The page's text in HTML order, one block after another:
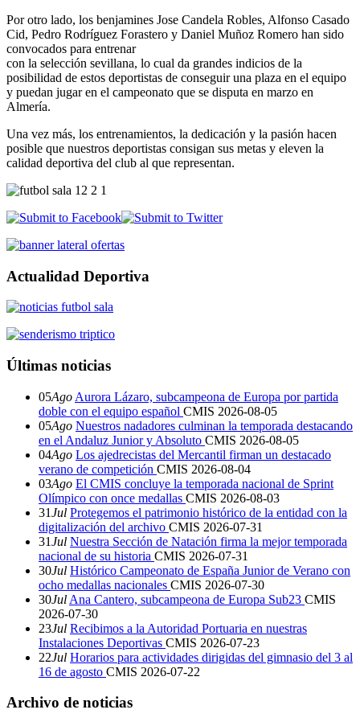
Por otro lado, los benjamines Jose Candela Robles, Alfonso Casado
Cid, Pedro Rodríguez Forastero y Daniel Muñoz Romero han sido
convocados para entrenar
con la selección sevillana, lo cual da grandes indicios de la
posibilidad de estos deportistas de conseguir una plaza en el equipo
y puedan jugar en el campeonato que se disputa en marzo en
Almería.
Una vez más, los entrenamientos, la dedicación y la pasión hacen
posible que nuestros deportistas consigan sus metas y eleven la
calidad deportiva del club al que representan.
Actualidad Deportiva
Últimas noticias
05Ago Aurora Lázaro, subcampeona de Europa por partida
doble con el equipo español CMIS 2026-08-05
05Ago Nuestros nadadores culminan la temporada destacando
en el Andaluz Junior y Absoluto CMIS 2026-08-05
04Ago Los ajedrecistas del Mercantil firman un destacado
verano de competición CMIS 2026-08-04
03Ago El CMIS concluye la temporada nacional de Sprint
Olímpico con once medallas CMIS 2026-08-03
31Jul Protegemos el patrimonio histórico de la entidad con la
digitalización del archivo CMIS 2026-07-31
31Jul Nuestra Sección de Natación firma la mejor temporada
nacional de su historia CMIS 2026-07-31
30Jul Histórico Campeonato de España Junior de Verano con
ocho medallas nacionales CMIS 2026-07-30
30Jul Ana Cantero, subcampeona de Europa Sub23 CMIS
2026-07-30
23Jul Recibimos a la Autoridad Portuaria en nuestras
Instalaciones Deportivas CMIS 2026-07-23
22Jul Horarios para actividades dirigidas del gimnasio del 3 al
16 de agosto CMIS 2026-07-22
Archivo de noticias